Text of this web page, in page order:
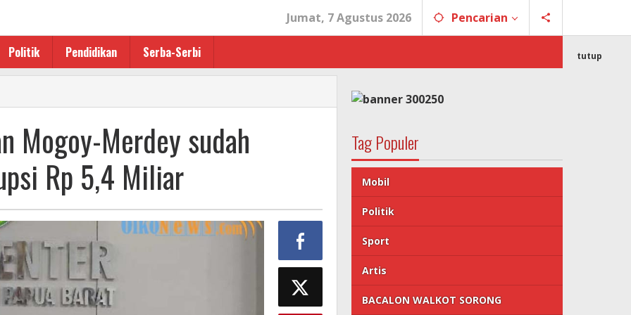
Jumat, 7 Agustus 2026 Pencarian
Politik Pendidikan Serba-Serbi tutup
Mogoy-Merdey sudah
Rp 5,4 Miliar
Tag Populer
Mobil
Politik
Sport
Artis
BACALON WALKOT SORONG